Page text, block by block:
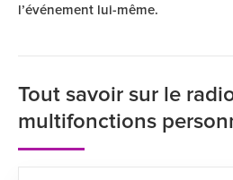
l’événement lui-même.
Tout savoir sur le
multifonctions